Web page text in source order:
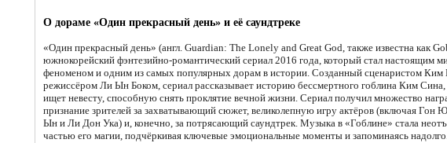
О дораме «Один прекрасный день» и её саундтреке
«Один прекрасный день» (англ. Guardian: The Lonely and Great God, также известна как
южнокорейский фэнтезийно-романтический сериал 2016 года, который стал настоящим
феноменом и одним из самых популярных дорам в истории. Созданный сценаристом
режиссёром Ли Ын Боком, сериал рассказывает историю бессмертного гоблина Ким
ищет невесту, способную снять проклятие вечной жизни. Сериал получил множество
признание зрителей за захватывающий сюжет, великолепную игру актёров (включая Гон
Ын и Ли Дон Ука) и, конечно, за потрясающий саундтрек. Музыка в «Гоблине» стала
частью его магии, подчёркивая ключевые эмоциональные моменты и запоминаясь